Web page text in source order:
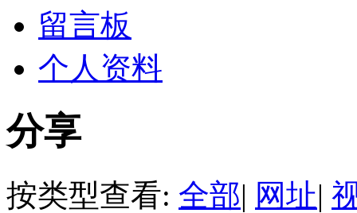
留言板
个人资料
分享
按类型查看: 全部| 网址|